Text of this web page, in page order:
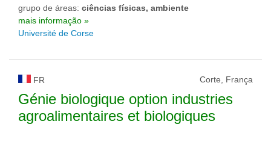
grupo de áreas: ciências físicas, ambiente
mais informação »
Université de Corse
FR Corte, França
Génie biologique option industries
agroalimentaires et biologiques